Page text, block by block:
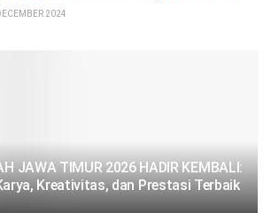
2024
JAWA TIMUR 2026 HADIR KEMBALI:
Kreativitas, dan Prestasi Terbaik